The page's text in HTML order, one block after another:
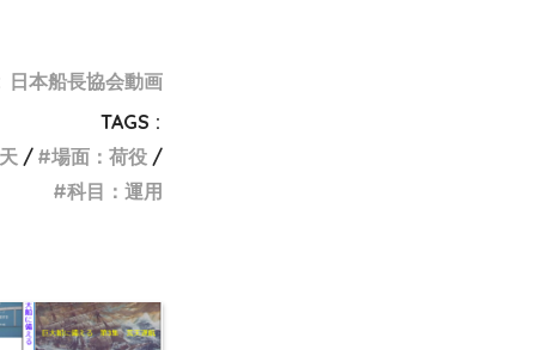
日本船長協会動画
TAGS :
場面：荷役
科目：運用